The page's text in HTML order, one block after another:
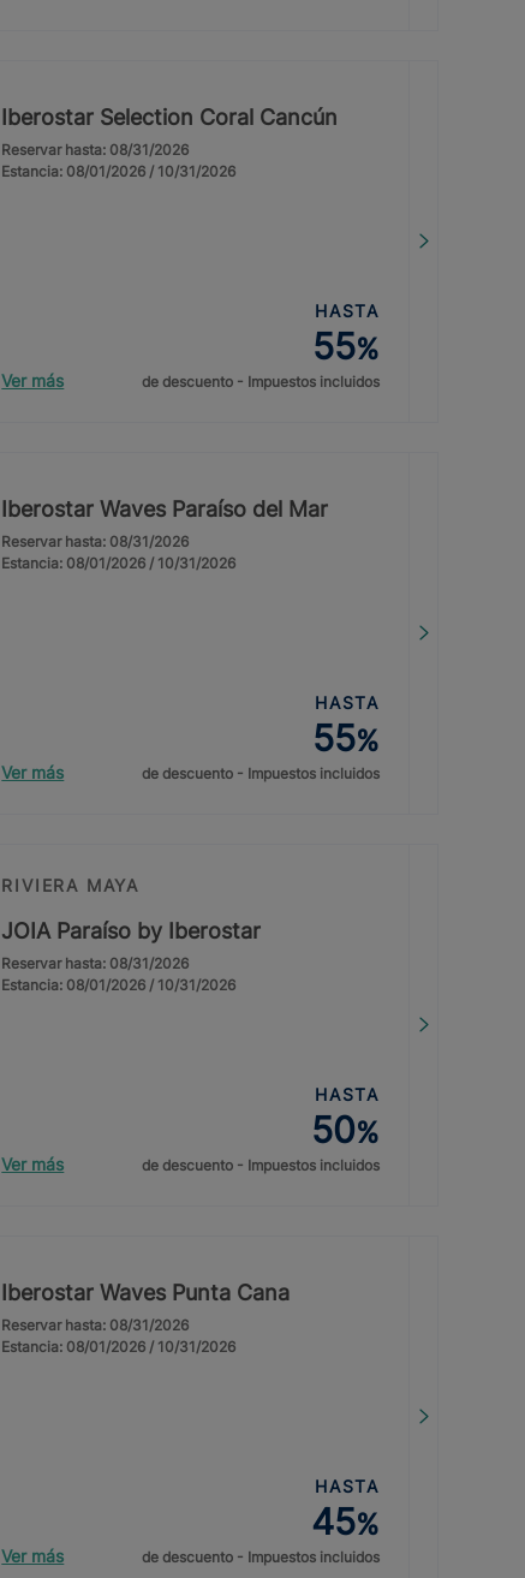
Iberostar Selection Coral Cancún
Reservar hasta: 08/31/2026
Estancia: 08/01/2026 / 10/31/2026
Ver más
HASTA
55%
de descuento - Impuestos incluidos
Iberostar Waves Paraíso del Mar
Reservar hasta: 08/31/2026
Estancia: 08/01/2026 / 10/31/2026
Ver más
HASTA
55%
de descuento - Impuestos incluidos
RIVIERA MAYA
JOIA Paraíso by Iberostar
Reservar hasta: 08/31/2026
Estancia: 08/01/2026 / 10/31/2026
Ver más
HASTA
50%
de descuento - Impuestos incluidos
Iberostar Waves Punta Cana
Reservar hasta: 08/31/2026
Estancia: 08/01/2026 / 10/31/2026
Ver más
HASTA
45%
de descuento - Impuestos incluidos